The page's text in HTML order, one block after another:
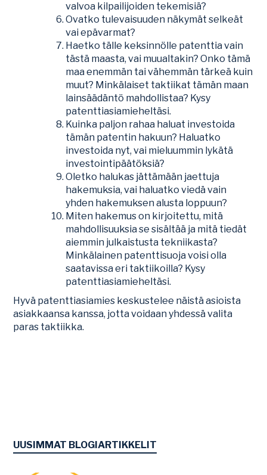
valvoa kilpailijoiden tekemisiä?
Ovatko tulevaisuuden näkymät selkeät
vai epävarmat?
Haetko tälle keksinnölle patenttia vain
tästä maasta, vai muualtakin? Onko tämä
maa enemmän tai vähemmän tärkeä kuin
muut? Minkälaiset taktiikat tämän maan
lainsäädäntö mahdollistaa? Kysy
patenttiasiamieheltäsi.
Kuinka paljon rahaa haluat investoida
tämän patentin hakuun? Haluatko
investoida nyt, vai mieluummin lykätä
investointipäätöksiä?
Oletko halukas jättämään jaettuja
hakemuksia, vai haluatko viedä vain
yhden hakemuksen alusta loppuun?
Miten hakemus on kirjoitettu, mitä
mahdollisuuksia se sisältää ja mitä tiedät
aiemmin julkaistusta tekniikasta?
Minkälainen patenttisuoja voisi olla
saatavissa eri taktiikoilla? Kysy
patenttiasiamieheltäsi.
Hyvä patenttiasiamies keskustelee näistä asioista
asiakkaansa kanssa, jotta voidaan yhdessä valita
paras taktiikka.
UUSIMMAT BLOGIARTIKKELIT